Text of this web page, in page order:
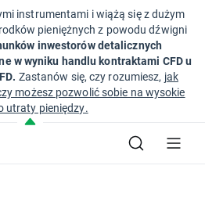
instrumentami i wiążą się z dużym
pieniężnych z powodu dźwigni
inwestorów detalicznych
w wyniku handlu kontraktami CFD u
Zastanów się, czy rozumiesz, jak
możesz pozwolić sobie na wysokie
utraty pieniędzy.